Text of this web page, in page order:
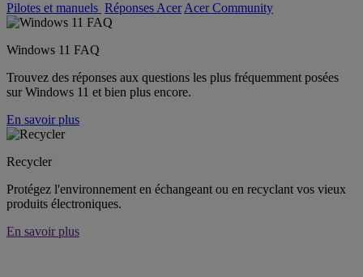
Pilotes et manuels Réponses Acer Acer Community
Windows 11 FAQ
Trouvez des réponses aux questions les plus fréquemment posées
sur Windows 11 et bien plus encore.
En savoir plus
Recycler
Protégez l'environnement en échangeant ou en recyclant vos vieux
produits électroniques.
En savoir plus